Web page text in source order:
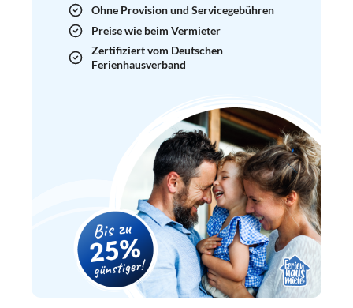
Ohne Provision und Servicegebühren
Preise wie beim Vermieter
Zertifiziert vom Deutschen
Ferienhausverband